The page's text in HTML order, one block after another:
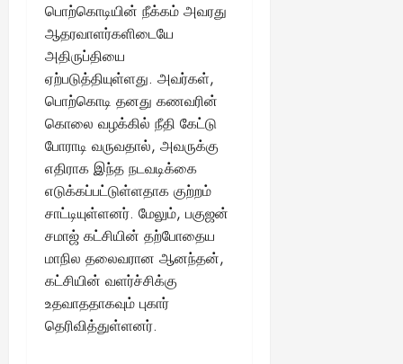
பொற்கொடியின் நீக்கம் அவரது
ஆதரவாளர்களிடையே
அதிருப்தியை
ஏற்படுத்தியுள்ளது. அவர்கள்,
பொற்கொடி தனது கணவரின்
கொலை வழக்கில் நீதி கேட்டு
போராடி வருவதால், அவருக்கு
எதிராக இந்த நடவடிக்கை
எடுக்கப்பட்டுள்ளதாக குற்றம்
சாட்டியுள்ளனர். மேலும், பகுஜன்
சமாஜ் கட்சியின் தற்போதைய
மாநில தலைவரான ஆனந்தன்,
கட்சியின் வளர்ச்சிக்கு
உதவாததாகவும் புகார்
தெரிவித்துள்ளனர்.